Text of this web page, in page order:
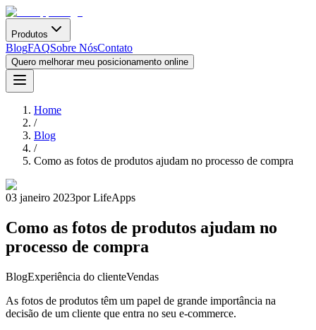
Produtos
BlogFAQSobre NósContato
Quero melhorar meu posicionamento online
Home
/
Blog
/
Como as fotos de produtos ajudam no processo de compra
03 janeiro 2023por LifeApps
Como as fotos de produtos ajudam no
processo de compra
BlogExperiência do clienteVendas
As fotos de produtos têm um papel de grande importância na
decisão de um cliente que entra no seu e-commerce.